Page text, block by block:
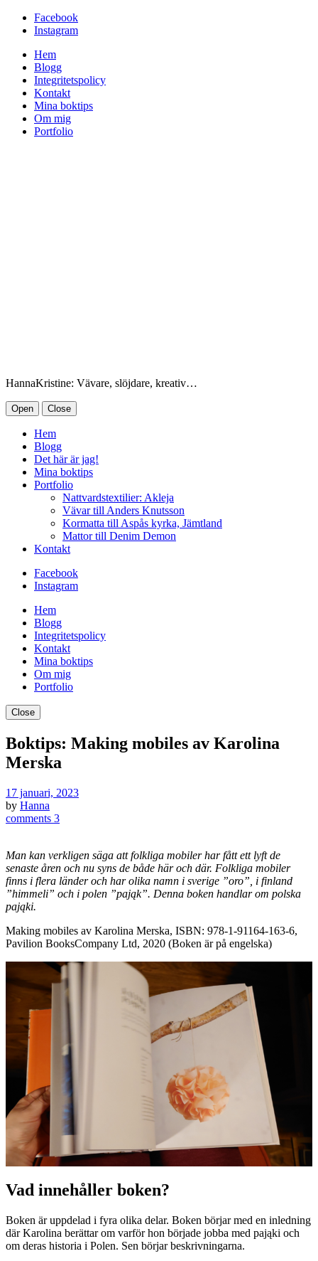
Facebook
Instagram
Hem
Blogg
Integritetspolicy
Kontakt
Mina boktips
Om mig
Portfolio
HannaKristine: Vävare, slöjdare, kreativ…
Open Close
Hem
Blogg
Det här är jag!
Mina boktips
Portfolio
Nattvardstextilier: Akleja
Vävar till Anders Knutsson
Kormatta till Aspås kyrka, Jämtland
Mattor till Denim Demon
Kontakt
Facebook
Instagram
Hem
Blogg
Integritetspolicy
Kontakt
Mina boktips
Om mig
Portfolio
Close
Boktips: Making mobiles av Karolina
Merska
17 januari, 2023
by Hanna
comments 3
Man kan verkligen säga att folkliga mobiler har fått ett lyft de
senaste åren och nu syns de både här och där. Folkliga mobiler
finns i flera länder och har olika namn i sverige ”oro”, i finland
”himmeli” och i polen ”pająk”. Denna boken handlar om polska
pająki.
Making mobiles av Karolina Merska, ISBN: 978-1-91164-163-6,
Pavilion BooksCompany Ltd, 2020 (Boken är på engelska)
Vad innehåller boken?
Boken är uppdelad i fyra olika delar. Boken börjar med en inledning
där Karolina berättar om varför hon började jobba med pająki och
om deras historia i Polen. Sen börjar beskrivningarna.